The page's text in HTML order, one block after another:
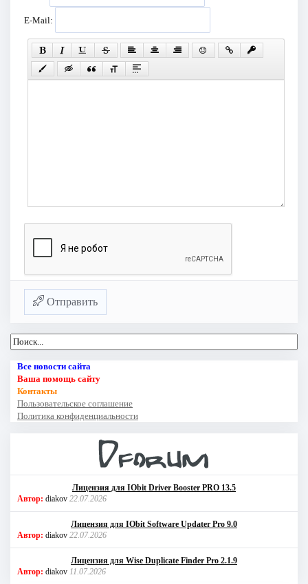
E-Mail:
Отправить
Все новости сайта
Ваша помощь сайту
Контакты
Пользовательское соглашение
Политика конфиденциальности
Лицензия для IObit Driver Booster PRO 13.5
Автор: diakov 22.07.2026
Лицензия для IObit Software Updater Pro 9.0
Автор: diakov 22.07.2026
Лицензия для Wise Duplicate Finder Pro 2.1.9
Автор: diakov 11.07.2026